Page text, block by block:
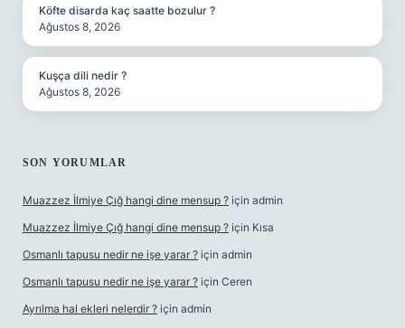
Köfte disarda kaç saatte bozulur ?
Ağustos 8, 2026
Kuşça dili nedir ?
Ağustos 8, 2026
SON YORUMLAR
Muazzez İlmiye Çığ hangi dine mensup ? için admin
Muazzez İlmiye Çığ hangi dine mensup ? için Kısa
Osmanlı tapusu nedir ne işe yarar ? için admin
Osmanlı tapusu nedir ne işe yarar ? için Ceren
Ayrılma hal ekleri nelerdir ? için admin